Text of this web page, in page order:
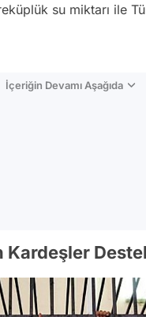
su miktarı ile
İçeriğin Devamı Aşağıda
Kardeşler